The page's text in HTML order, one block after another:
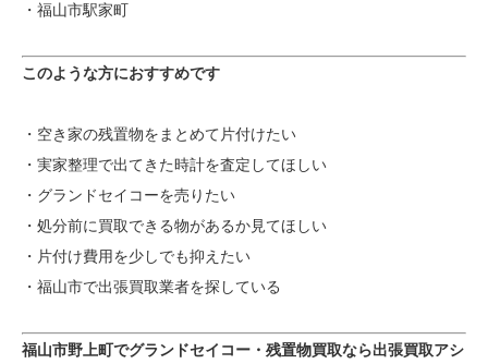
・福山市駅家町
このような方におすすめです
・空き家の残置物をまとめて片付けたい
・実家整理で出てきた時計を査定してほしい
・グランドセイコーを売りたい
・処分前に買取できる物があるか見てほしい
・片付け費用を少しでも抑えたい
・福山市で出張買取業者を探している
福山市野上町でグランドセイコー・残置物買取なら出張買取アシ